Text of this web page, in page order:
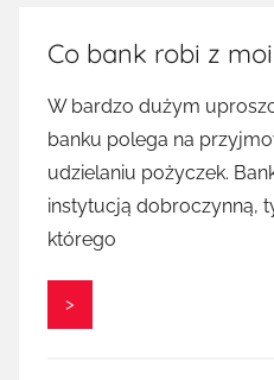
Co bank robi z
W bardzo dużym
banku polega na
udzielaniu pożyczek.
instytucją dobroczynną,
którego
>